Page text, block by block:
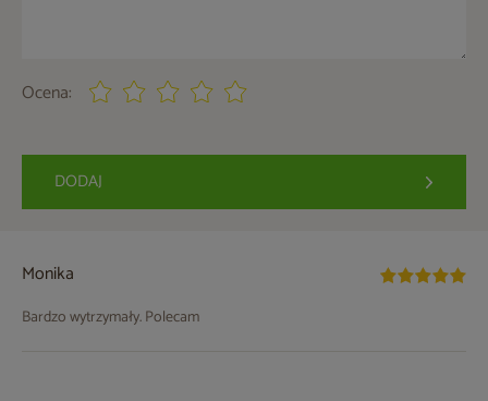
Ocena:
DODAJ
Monika
Bardzo wytrzymały. Polecam